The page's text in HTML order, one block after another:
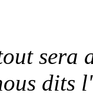
sera
dits